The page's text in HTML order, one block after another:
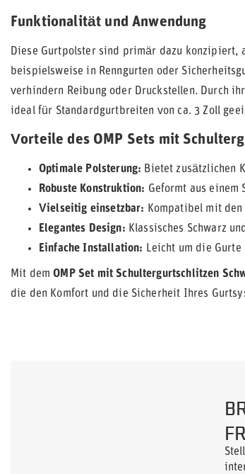
Funktionalität und Anwendung
Diese Gurtpolster sind primär dazu konzipiert,
beispielsweise in Renngurten oder
verhindern Reibung oder Druckstellen. Durch
ideal für Standardgurtbreiten von ca. 3 Zoll
Vorteile des OMP Sets mit
Optimale Polsterung: Bietet zusätzlichen
Robuste Konstruktion: Geformt aus
Vielseitig einsetzbar: Kompatibel mit
Elegantes Design: Klassisches Schwarz
Einfache Installation: Leicht um die Gurte
Mit demOMP Set mit Schultergurtschlitzen
die den Komfort und die Sicherheit Ihres